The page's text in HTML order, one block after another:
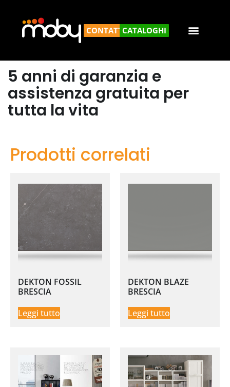
CONTATTACICATALOGHI
5 anni di garanzia e
assistenza gratuita per
tutta la vita
Prodotti correlati
DEKTON FOSSIL
BRESCIA
Leggi tutto
DEKTON BLAZE
BRESCIA
Leggi tutto